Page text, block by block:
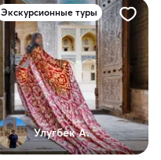
Экскурсионные туры
Улугбек А.